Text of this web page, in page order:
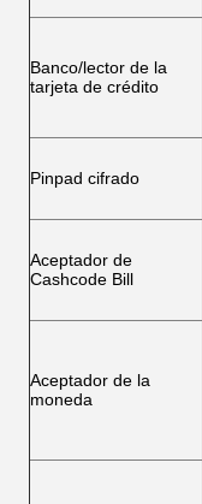
Banco/lector de la
tarjeta de crédito
Pinpad cifrado
Aceptador de
Cashcode Bill
Aceptador de la
moneda